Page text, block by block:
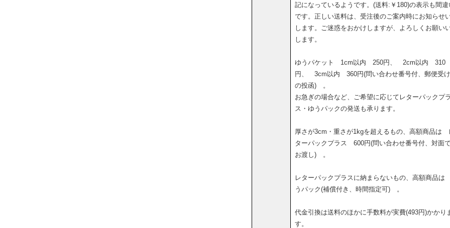
記になっているようです。(送料:￥180)の表示も間違
です。正しい送料は、受注後のご案内時にお知らせ
します。ご迷惑をおかけしますが、よろしくお願い
します。
ゆうパケット 1cm以内 250円、 2cm以内 310
円、 3cm以内 360円(問い合わせ番号付、郵便受
の投函) 。
お急ぎの場合など、ご希望に応じてレターパックプラ
ス・ゆうパックの発送も承ります。
厚さが3cm・重さが1kgを超えるもの、高額商品は
ターパックプラス 600円(問い合わせ番号付、対面
お渡し) 。
レターパックプラスに納まらないもの、高額商品
うパック(補償付き、時間指定可) 。
代金引換は送料のほかに手数料が実費(493円)かかり
す。